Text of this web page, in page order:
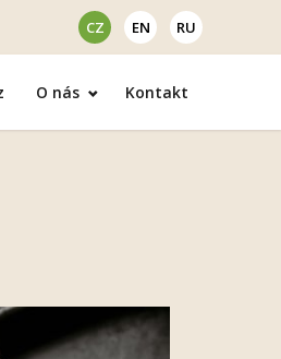
CZ EN RU
O nás Kontakt